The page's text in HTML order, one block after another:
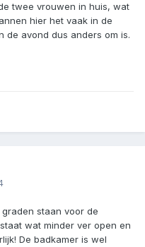
twee vrouwen in huis, wat
hier het vaak in de
de avond dus anders om is.
staan voor de
wat minder ver open en
De badkamer is wel